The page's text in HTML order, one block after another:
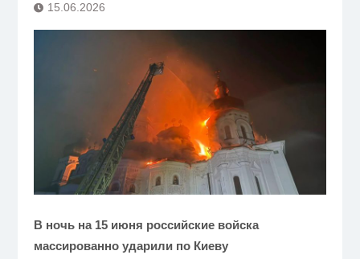
15.06.2026
В ночь на 15 июня российские войска
массированно ударили по Киеву